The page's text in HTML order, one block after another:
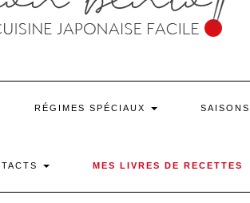
RÉGIMES SPÉCIAUX SAISONS
MES LIVRES DE RECETTES